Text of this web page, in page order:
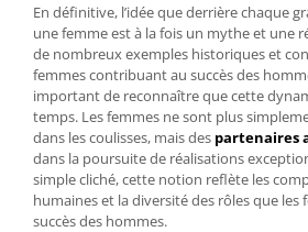
En définitive, l’idée que derrière chaque
une femme est à la fois un mythe et une
de nombreux exemples historiques et
femmes contribuant au succès des
important de reconnaître que cette
temps. Les femmes ne sont plus
dans les coulisses, mais des partenaires
dans la poursuite de réalisations
simple cliché, cette notion reflète les
humaines et la diversité des rôles que les
succès des hommes.